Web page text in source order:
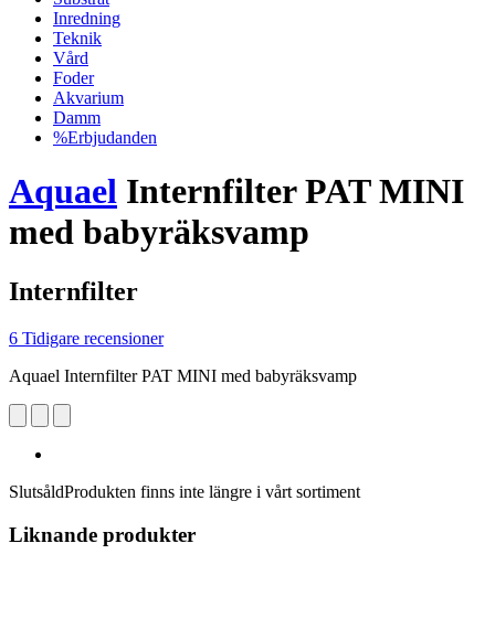
Inredning
Teknik
Vård
Foder
Akvarium
Damm
%Erbjudanden
Aquael Internfilter PAT MINI
med babyräksvamp
Internfilter
6 Tidigare recensioner
Aquael Internfilter PAT MINI med babyräksvamp
SlutsåldProdukten finns inte längre i vårt sortiment
Liknande produkter